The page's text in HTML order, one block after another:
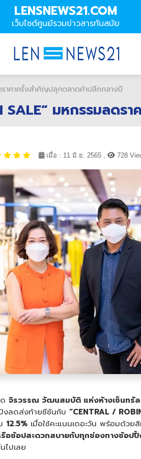
LENSNEWS21.COM
เว็บไซต์ศูนย์รวมข่าวสารทันสมัย
ดราคาครั้งสำคัญปลุกตลาดค้าปลีกกลางปี
SALE” มหกรรมลด
เมื่อ : 11 มิ.ย. 2565 , 728
จิรวรรณ วัฒนสมบัติ แห่งห้างเซ็นทรัล
งลดส่งท้ายซีซันกับ “CENTRAL /
12.5% เมื่อใช้คะแนนเดอะวัน พร้อมด้ว
อช้อปสะดวกสบายกับทุกช่องทางช้อป
ไปเลย